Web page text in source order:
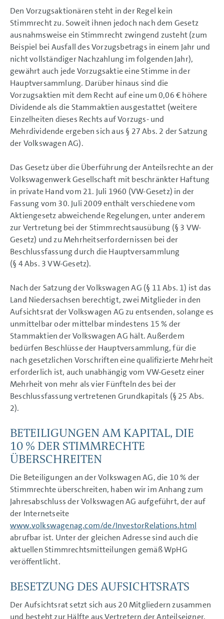
Den Vorzugsaktionären steht in der Regel kein
Stimmrecht zu. Soweit ihnen jedoch nach dem Gesetz
ausnahmsweise ein Stimmrecht zwingend zusteht (zum
Beispiel bei Ausfall des Vorzugsbetrags in einem Jahr und
nicht vollständiger Nachzahlung im folgenden Jahr),
gewährt auch jede Vorzugsaktie eine Stimme in der
Hauptversammlung. Darüber hinaus sind die
Vorzugsaktien mit dem Recht auf eine um 0,06 € höhere
Dividende als die Stammaktien ausgestattet (weitere
Einzelheiten dieses Rechts auf Vorzugs- und
Mehrdividende ergeben sich aus § 27 Abs. 2 der Satzung
der Volkswagen AG).
Das Gesetz über die Überführung der Anteilsrechte an der
Volkswagenwerk Gesellschaft mit beschränkter Haftung
in private Hand vom 21. Juli 1960 (VW-Gesetz) in der
Fassung vom 30. Juli 2009 enthält verschiedene vom
Aktiengesetz abweichende Regelungen, unter anderem
zur Vertretung bei der Stimmrechtsausübung (§ 3 VW-
Gesetz) und zu Mehrheitserfordernissen bei der
Beschlussfassung durch die Hauptversammlung
(§ 4 Abs. 3 VW-Gesetz).
Nach der Satzung der Volkswagen AG (§ 11 Abs. 1) ist das
Land Niedersachsen berechtigt, zwei Mitglieder in den
Aufsichtsrat der Volkswagen AG zu entsenden, solange es
unmittelbar oder mittelbar mindestens 15 % der
Stammaktien der Volkswagen AG hält. Außerdem
bedürfen Beschlüsse der Hauptversammlung, für die
nach gesetzlichen Vorschriften eine qualifizierte Mehrheit
erforderlich ist, auch unabhängig vom VW-Gesetz einer
Mehrheit von mehr als vier Fünfteln des bei der
Beschlussfassung vertretenen Grundkapitals (§ 25 Abs.
2).
BETEILIGUNGEN AM KAPITAL, DIE
10 % DER STIMMRECHTE
ÜBERSCHREITEN
Die Beteiligungen an der Volkswagen AG, die 10 % der
Stimmrechte überschreiten, haben wir im Anhang zum
Jahresabschluss der Volkswagen AG aufgeführt, der auf
der Internetseite
www.volkswagenag.com/de/InvestorRelations.html
abrufbar ist. Unter der gleichen Adresse sind auch die
aktuellen Stimmrechtsmitteilungen gemäß WpHG
veröffentlicht.
BESETZUNG DES AUFSICHTSRATS
Der Aufsichtsrat setzt sich aus 20 Mitgliedern zusammen
und besteht zur Hälfte aus Vertretern der Anteilseigner.